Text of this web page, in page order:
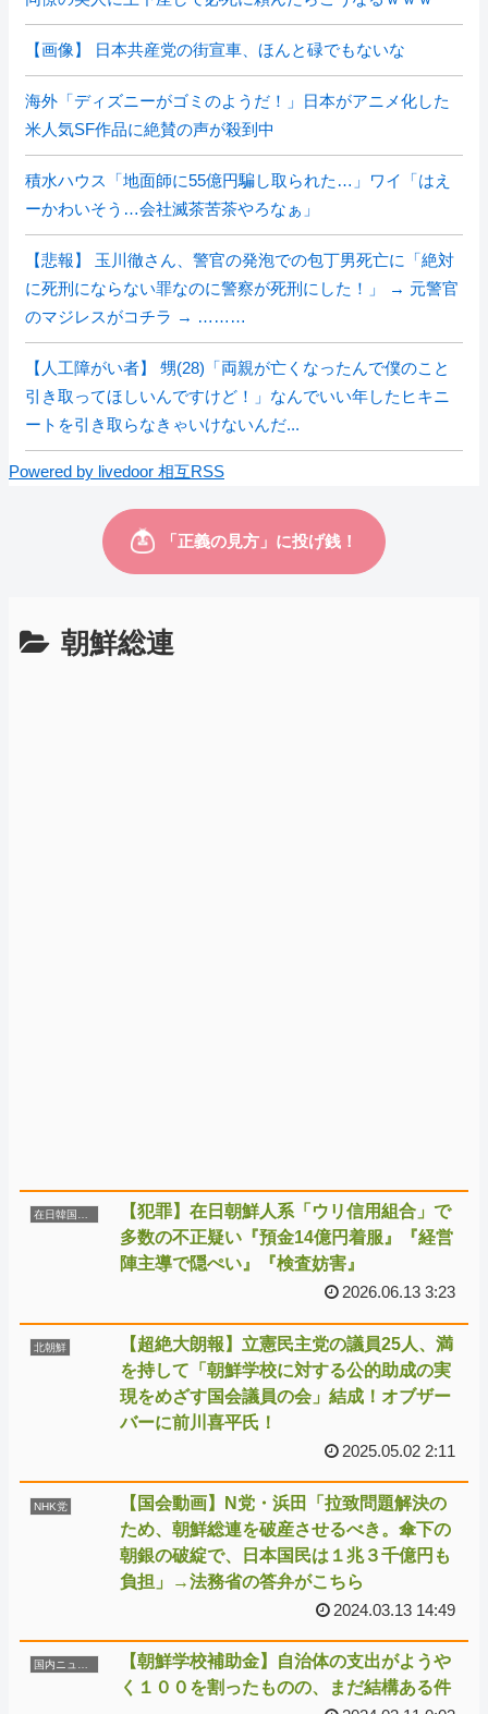
【画像】 日本共産党の街宣車、ほんと碌でもないな
海外「ディズニーがゴミのようだ！」日本がアニメ化した
米人気SF作品に絶賛の声が殺到中
積水ハウス「地面師に55億円騙し取られた…」ワイ「はえ
ーかわいそう…会社滅茶苦茶やろなぁ」
【悲報】 玉川徹さん、警官の発泡での包丁男死亡に「絶対
に死刑にならない罪なのに警察が死刑にした！」 → 元警官
のマジレスがコチラ → ………
【人工障がい者】 甥(28)「両親が亡くなったんで僕のこと
引き取ってほしいんですけど！」なんでいい年したヒキニ
ートを引き取らなきゃいけないんだ...
Powered by livedoor 相互RSS
朝鮮総連
【犯罪】在日朝鮮人系「ウリ信用組合」で
多数の不正疑い『預金14億円着服』『経営
陣主導で隠ぺい』『検査妨害』
2026.06.13 3:23
北朝鮮
【超絶大朗報】立憲民主党の議員25人、満
を持して「朝鮮学校に対する公的助成の実
現をめざす国会議員の会」結成！オブザー
バーに前川喜平氏！
2025.05.02 2:11
NHK党
【国会動画】N党・浜田「拉致問題解決の
ため、朝鮮総連を破産させるべき。傘下の
朝銀の破綻で、日本国民は１兆３千億円も
負担」→法務省の答弁がこちら
2024.03.13 14:49
国内ニュース
【朝鮮学校補助金】自治体の支出がようや
く１００を割ったものの、まだ結構ある件